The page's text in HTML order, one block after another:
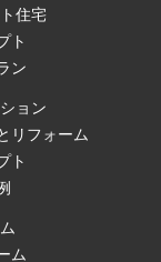
住宅
ト
ン
ョン
リフォーム
ト
ム